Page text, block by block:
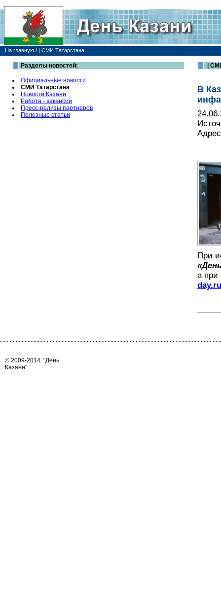
На главную / | СМИ Татарстана
Разделы новостей:
Официальные новости
СМИ Татарстана
Новости Казани
Работа - вакансии
Пресс-релизы партнеров
Полезные статьи
|
В
При
а при
day.ru
© 2009-2014 "День
Казани".